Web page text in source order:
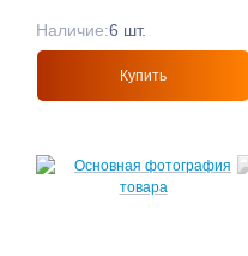
Наличие:6 шт.
Купить